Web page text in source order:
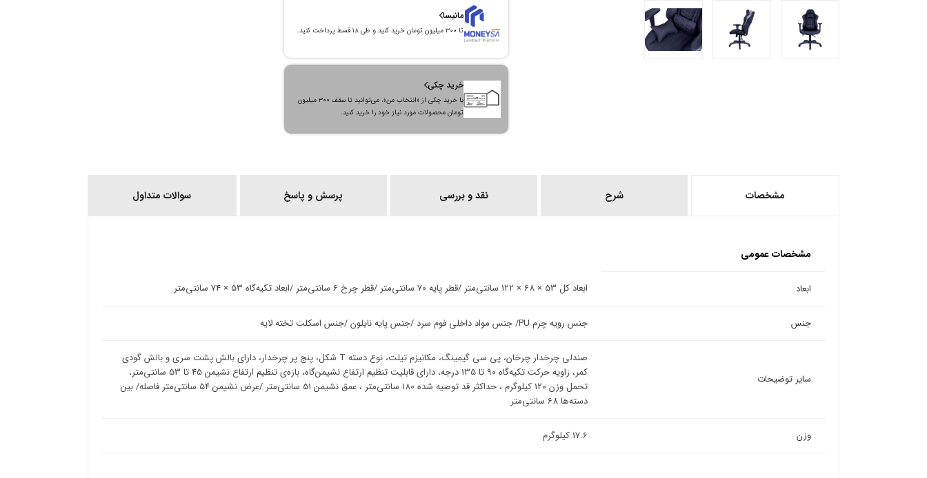
مانیسا
تا ۳۰۰ میلیون تومان خرید کنید و طی ۱۸ قسط پرداخت کنید.
خرید چکی
با خرید چکی از «انتخاب من»، می‌توانید تا سقف ۳۰۰ میلیون
تومان محصولات مورد نیاز خود را خرید کنید.
مشخصات شرح نقد و بررسی پرسش و پاسخ سوالات متداول
مشخصات عمومی
ابعاد ابعاد کل 53 × 68 × 122 سانتی‌متر /قطر پایه 70 سانتی‌متر /قطر چرخ 6 سانتی‌متر /ابعاد تکیه‌گاه 53 × 74 سانتی‌متر
جنس جنس رویه چرم PU/ جنس مواد داخلی فوم سرد /جنس پایه نایلون /جنس اسکلت تخته لایه
سایر توضیحات
صندلی چرخدار چرخان، پی سی گیمینگ، مکانیزم تیلت، نوع دسته T شکل، پنج پر چرخدار، دارای بالش پشت سری و بالش گودی
کمر، زاویه حرکت تکیه‌گاه 90 تا 135 درجه، دارای قابلیت تنظیم ارتفاع نشیمن‌گاه، بازه‌ی تنظیم ارتفاع نشیمن 45 تا 53 سانتی‌متر،
تحمل وزن 120 کیلوگرم ، حداکثر قد توصیه شده 180 سانتی‌متر ، عمق نشیمن 51 سانتی‌متر /عرض نشیمن 54 سانتی‌متر فاصله/ بین
دسته‌ها 68 سانتی‌متر
وزن 17.6 کیلوگرم